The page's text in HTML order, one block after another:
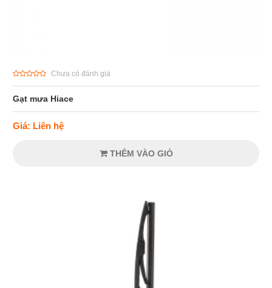
Chưa có đánh giá
Gạt mưa Hiace
Giá: Liên hệ
THÊM VÀO GIỎ